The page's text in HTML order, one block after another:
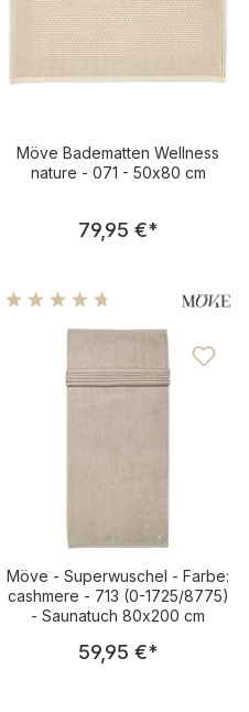
Möve Badematten Wellness
nature - 071 - 50x80 cm
Regulärer Preis:
79,95 €*
Durchschnittliche
Möve - Superwuschel - Farbe:
cashmere - 713 (0-1725/8775)
- Saunatuch 80x200 cm
Regulärer Preis:
59,95 €*